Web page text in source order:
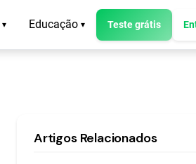
▾ Educação ▾ Teste grátis
Artigos Relacionados